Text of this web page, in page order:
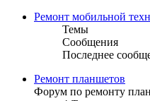
Ремонт мобильной
Темы
Сообщения
Последнее
Ремонт планшетов
Форум по ремонту